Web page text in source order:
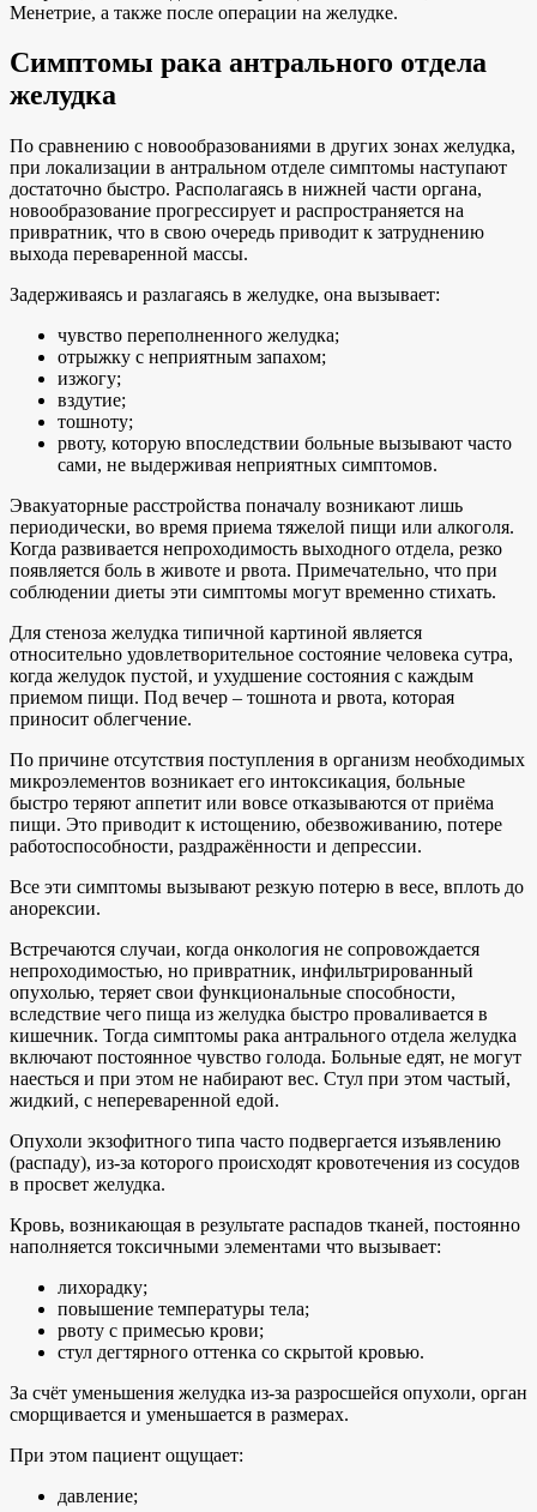
Менетрие, а также после операции на желудке.
Симптомы рака антрального отдела
желудка
По сравнению с новообразованиями в других зонах желудка,
при локализации в антральном отделе симптомы наступают
достаточно быстро. Располагаясь в нижней части органа,
новообразование прогрессирует и распространяется на
привратник, что в свою очередь приводит к затруднению
выхода переваренной массы.
Задерживаясь и разлагаясь в желудке, она вызывает:
чувство переполненного желудка;
отрыжку с неприятным запахом;
изжогу;
вздутие;
тошноту;
рвоту, которую впоследствии больные вызывают часто
сами, не выдерживая неприятных симптомов.
Эвакуаторные расстройства поначалу возникают лишь
периодически, во время приема тяжелой пищи или алкоголя.
Когда развивается непроходимость выходного отдела, резко
появляется боль в животе и рвота. Примечательно, что при
соблюдении диеты эти симптомы могут временно стихать.
Для стеноза желудка типичной картиной является
относительно удовлетворительное состояние человека сутра,
когда желудок пустой, и ухудшение состояния с каждым
приемом пищи. Под вечер – тошнота и рвота, которая
приносит облегчение.
По причине отсутствия поступления в организм необходимых
микроэлементов возникает его интоксикация, больные
быстро теряют аппетит или вовсе отказываются от приёма
пищи. Это приводит к истощению, обезвоживанию, потере
работоспособности, раздражённости и депрессии.
Все эти симптомы вызывают резкую потерю в весе, вплоть до
анорексии.
Встречаются случаи, когда онкология не сопровождается
непроходимостью, но привратник, инфильтрированный
опухолью, теряет свои функциональные способности,
вследствие чего пища из желудка быстро проваливается в
кишечник. Тогда симптомы рака антрального отдела желудка
включают постоянное чувство голода. Больные едят, не могут
наесться и при этом не набирают вес. Стул при этом частый,
жидкий, с непереваренной едой.
Опухоли экзофитного типа часто подвергается изъявлению
(распаду), из-за которого происходят кровотечения из сосудов
в просвет желудка.
Кровь, возникающая в результате распадов тканей, постоянно
наполняется токсичными элементами что вызывает:
лихорадку;
повышение температуры тела;
рвоту с примесью крови;
стул дегтярного оттенка со скрытой кровью.
За счёт уменьшения желудка из-за разросшейся опухоли, орган
сморщивается и уменьшается в размерах.
При этом пациент ощущает:
давление;